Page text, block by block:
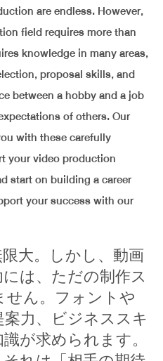
are endless. However,
field requires more than
knowledge in many areas,
proposal skills, and
between a hobby and a job
of others. Our
with these carefully
your video production
start on building a career
your success with our
大。しかし、動画
は、ただの制作ス
せん。フォントや
力、ビジネススキ
が求められます。